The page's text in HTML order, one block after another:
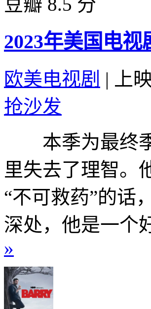
2023年美国电
欧美电视剧 |
上
抢沙发
本季为最终季
里失去了理智。
“不可救药”的话
深处，他是一个
»